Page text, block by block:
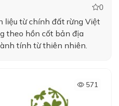
0
liệu từ chính đất rừng Việt
theo hồn cốt bản địa
tính từ thiên nhiên.
571